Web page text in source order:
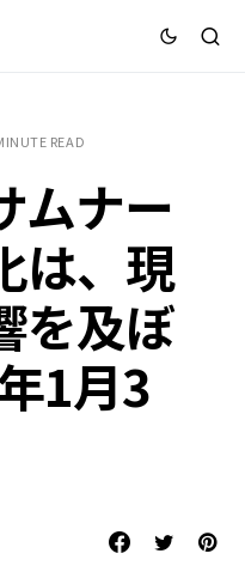
READ
ムナー
は、現
を及ぼ
1月3